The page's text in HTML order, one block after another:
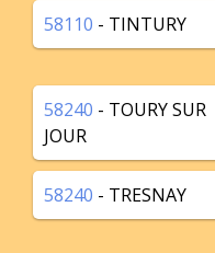
58110 - TINTURY
58240 - TOURY SUR
JOUR
58240 - TRESNAY